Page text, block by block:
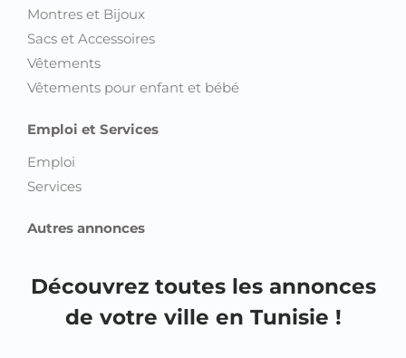
Montres et Bijoux
Sacs et Accessoires
Vêtements
Vêtements pour enfant et bébé
Emploi et Services
Emploi
Services
Autres annonces
Découvrez toutes les annonces
de votre ville en Tunisie !